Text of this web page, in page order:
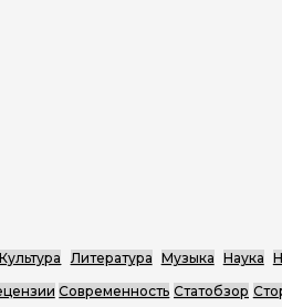
Культура Литература Музыка Наука
Современность Статобзор